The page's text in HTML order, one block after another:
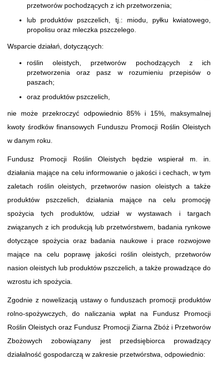
przetworów pochodzących z ich przetworzenia;
lub produktów pszczelich, tj.: miodu, pyłku kwiatowego,
propolisu oraz mleczka pszczelego.
Wsparcie działań, dotyczących:
roślin oleistych, przetworów pochodzących z ich
przetworzenia oraz pasz w rozumieniu przepisów o
paszach;
oraz produktów pszczelich,
nie może przekroczyć odpowiednio 85% i 15%, maksymalnej
kwoty środków finansowych Funduszu Promocji Roślin Oleistych
w danym roku.
Fundusz Promocji Roślin Oleistych będzie wspierał m. in.
działania mające na celu informowanie o jakości i cechach, w tym
zaletach roślin oleistych, przetworów nasion oleistych a także
produktów pszczelich, działania mające na celu promocję
spożycia tych produktów, udział w wystawach i targach
związanych z ich produkcją lub przetwórstwem, badania rynkowe
dotyczące spożycia oraz badania naukowe i prace rozwojowe
mające na celu poprawę jakości roślin oleistych, przetworów
nasion oleistych lub produktów pszczelich, a także prowadzące do
wzrostu ich spożycia.
Zgodnie z nowelizacją ustawy o funduszach promocji produktów
rolno-spożywczych, do naliczania wpłat na Fundusz Promocji
Roślin Oleistych oraz Fundusz Promocji Ziarna Zbóż i Przetworów
Zbożowych zobowiązany jest przedsiębiorca prowadzący
działalność gospodarczą w zakresie przetwórstwa, odpowiednio: